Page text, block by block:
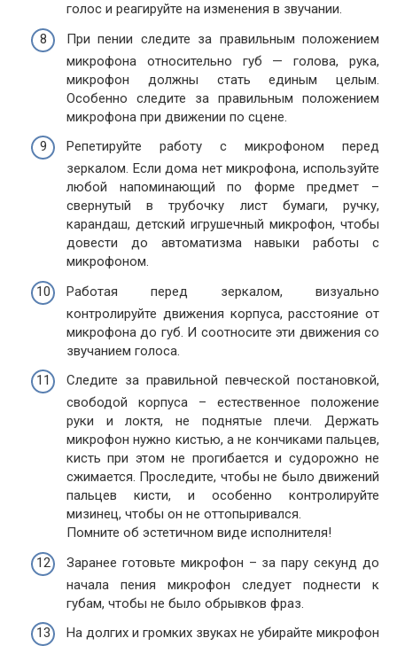
голос и реагируйте на изменения в звучании.
При пении следите за правильным положением
микрофона относительно губ — голова, рука,
микрофон должны стать единым целым.
Особенно следите за правильным положением
микрофона при движении по сцене.
Репетируйте работу с микрофоном перед
зеркалом. Если дома нет микрофона, используйте
любой напоминающий по форме предмет –
свернутый в трубочку лист бумаги, ручку,
карандаш, детский игрушечный микрофон, чтобы
довести до автоматизма навыки работы с
микрофоном.
Работая перед зеркалом, визуально
контролируйте движения корпуса, расстояние от
микрофона до губ. И соотносите эти движения со
звучанием голоса.
Следите за правильной певческой постановкой,
свободой корпуса – естественное положение
руки и локтя, не поднятые плечи. Держать
микрофон нужно кистью, а не кончиками пальцев,
кисть при этом не прогибается и судорожно не
сжимается. Проследите, чтобы не было движений
пальцев кисти, и особенно контролируйте
мизинец, чтобы он не оттопыривался.
Помните об эстетичном виде исполнителя!
Заранее готовьте микрофон – за пару секунд до
начала пения микрофон следует поднести к
губам, чтобы не было обрывков фраз.
На долгих и громких звуках не убирайте микрофон